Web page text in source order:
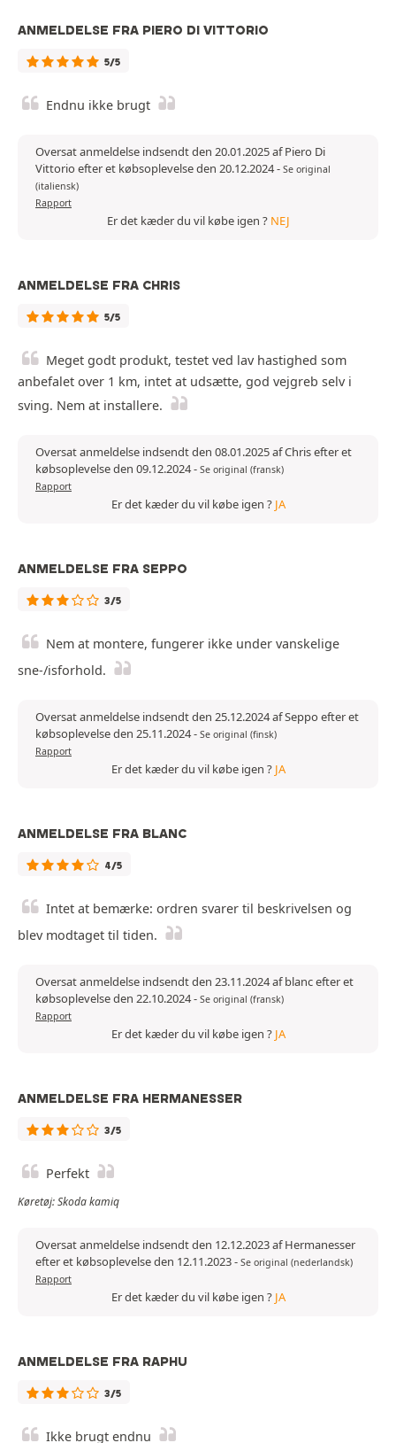
ANMELDELSE FRA PIERO DI VITTORIO
5/5
Endnu ikke brugt
Oversat anmeldelse indsendt den 20.01.2025 af Piero Di
Vittorio efter et købsoplevelse den 20.12.2024- Se original
(italiensk)
Rapport
Er det kæder du vil købe igen ? NEJ
ANMELDELSE FRA CHRIS
5/5
Meget godt produkt, testet ved lav hastighed som
anbefalet over 1 km, intet at udsætte, god vejgreb selv i
sving. Nem at installere.
Oversat anmeldelse indsendt den 08.01.2025 af Chris efter et
købsoplevelse den 09.12.2024- Se original (fransk)
Rapport
Er det kæder du vil købe igen ? JA
ANMELDELSE FRA SEPPO
3/5
Nem at montere, fungerer ikke under vanskelige
sne-/isforhold.
Oversat anmeldelse indsendt den 25.12.2024 af Seppo efter et
købsoplevelse den 25.11.2024- Se original (finsk)
Rapport
Er det kæder du vil købe igen ? JA
ANMELDELSE FRA BLANC
4/5
Intet at bemærke: ordren svarer til beskrivelsen og
blev modtaget til tiden.
Oversat anmeldelse indsendt den 23.11.2024 af blanc efter et
købsoplevelse den 22.10.2024- Se original (fransk)
Rapport
Er det kæder du vil købe igen ? JA
ANMELDELSE FRA HERMANESSER
3/5
Perfekt
Køretøj: Skoda kamiq
Oversat anmeldelse indsendt den 12.12.2023 af Hermanesser
efter et købsoplevelse den 12.11.2023- Se original (nederlandsk)
Rapport
Er det kæder du vil købe igen ? JA
ANMELDELSE FRA RAPHU
3/5
Ikke brugt endnu